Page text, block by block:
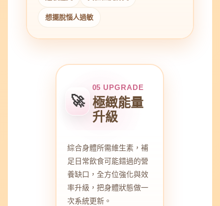
想擺脫惱人過敏
🚀
05 UPGRADE
極緻能量
升級
綜合身體所需維生素，補
足日常飲食可能錯過的營
養缺口，全方位強化與效
率升級，把身體狀態做一
次系統更新。